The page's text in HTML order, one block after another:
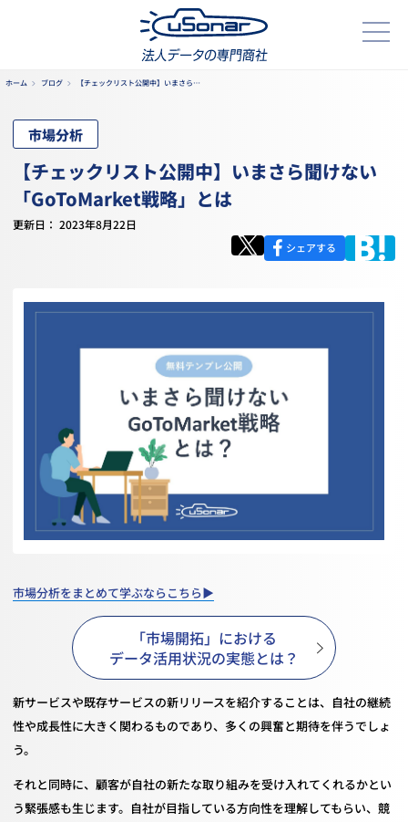
ホーム ブログ 【チェックリスト公開中】いまさら…
市場分析
【チェックリスト公開中】いまさら聞けない
「GoToMarket戦略」とは
更新日： 2023年8月22日
シェアする
市場分析をまとめて学ぶならこちら▶
「市場開拓」における
データ活用状況の実態とは？
新サービスや既存サービスの新リリースを紹介することは、自社の継続
性や成長性に大きく関わるものであり、多くの興奮と期待を伴うでしょ
う。
それと同時に、顧客が自社の新たな取り組みを受け入れてくれるかとい
う緊張感も生じます。自社が目指している方向性を理解してもらい、競